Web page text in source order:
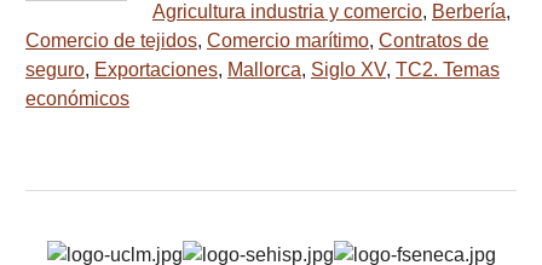
Agricultura industria y comercio, Berbería,
Comercio de tejidos, Comercio marítimo, Contratos de
seguro, Exportaciones, Mallorca, Siglo XV, TC2. Temas
económicos